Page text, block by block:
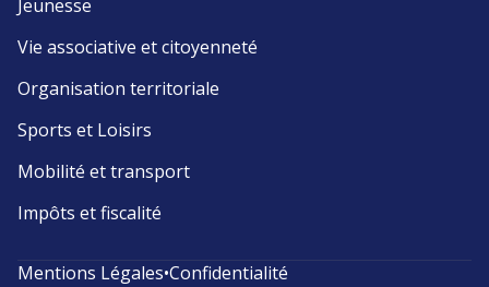
Jeunesse
Vie associative et citoyenneté
Organisation territoriale
Sports et Loisirs
Mobilité et transport
Impôts et fiscalité
Mentions Légales•Confidentialité